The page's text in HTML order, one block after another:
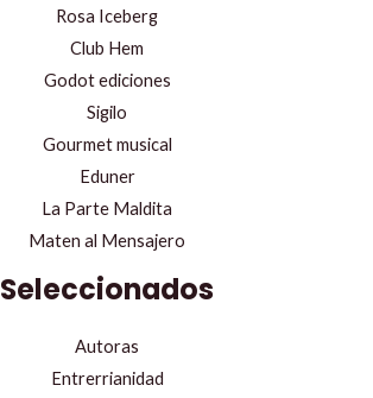
Rosa Iceberg
Club Hem
Godot ediciones
Sigilo
Gourmet musical
Eduner
La Parte Maldita
Maten al Mensajero
Seleccionados
Autoras
Entrerrianidad